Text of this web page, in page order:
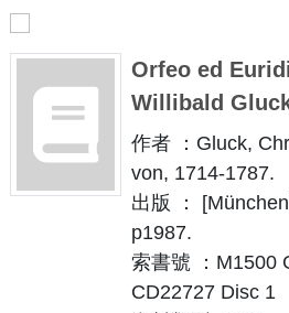
Orfeo ed
Willibald
作者 ：Gluck,
von, 1714-1787.
出版 ：
p1987.
索書號 ：M1500
CD22727 Disc 1